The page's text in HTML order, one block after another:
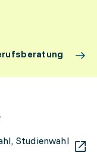
Studienwahl